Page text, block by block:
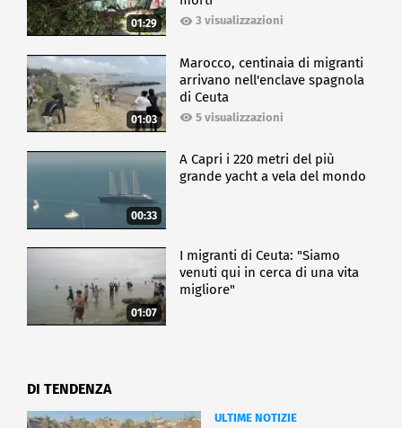
01:29 3 visualizzazioni
01:03
Marocco, centinaia di migranti
arrivano nell'enclave spagnola
di Ceuta
5 visualizzazioni
00:33
A Capri i 220 metri del più
grande yacht a vela del mondo
01:07
I migranti di Ceuta: "Siamo
venuti qui in cerca di una vita
migliore"
DI TENDENZA
ULTIME NOTIZIE